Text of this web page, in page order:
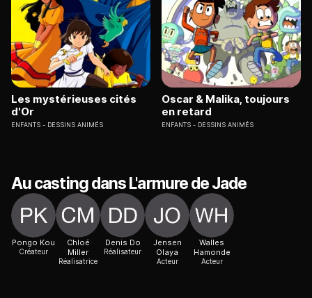
Les mystérieuses cités
d'Or
ENFANTS DESSINS ANIMÉS
Oscar & Malika, toujours
en retard
ENFANTS DESSINS ANIMÉS
Au casting dans L'armure de Jade
Pongo Kou
Créateur
Chloé
Miller
Réalisatrice
Denis Do
Réalisateur
Jensen
Olaya
Acteur
Walles
Hamonde
Acteur